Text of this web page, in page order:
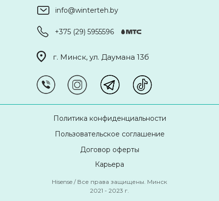
info@winterteh.by
г. Минск, ул. Даумана 13б
Политика конфиденциальности
Пользовательское соглашение
Hisense / Все права защищены. Минск
2021 - 2023 г.
Договор оферты
Карьера
+375 (29) 5955596